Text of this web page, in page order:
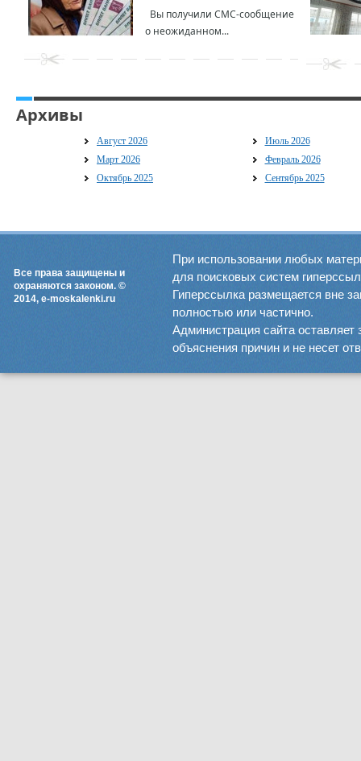
Вы получили СМС-сообщение
о неожиданном...
Архивы
Август 2026
Июль 2026
Март 2026
Февраль 2026
Октябрь 2025
Сентябрь 2025
Все права защищены и
охраняются законом. ©
2014, e-moskalenki.ru
При использовании любых
для поисковых систем
Гиперссылка размещается вне
полностью или частично.
Администрация сайта оставляет
объяснения причин и не несет